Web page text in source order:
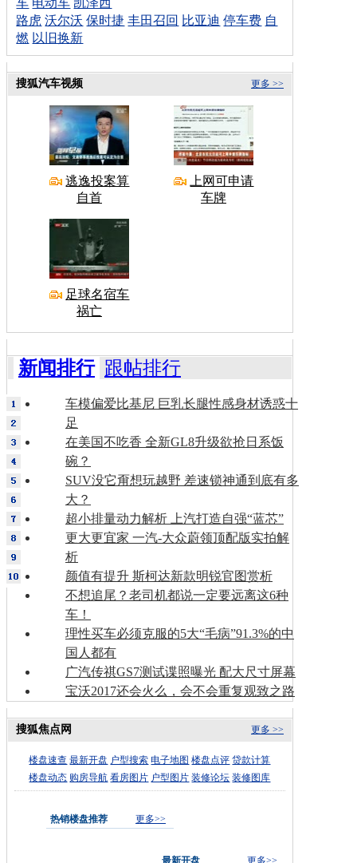
车 电动车 凯泽西
路虎 沃尔沃 保时捷 丰田召回 比亚迪 停车费 自
燃 以旧换新
更多 >>
搜狐汽车视频
逃逸投案算
自首
上网可申请
车牌
足球名宿车
祸亡
新闻排行 跟帖排行
车模偏爱比基尼 巨乳长腿性感身材诱惑十
足
在美国不吃香 全新GL8升级欲抢日系饭
碗？
SUV没它甭想玩越野 差速锁神通到底有多
大？
超小排量动力解析 上汽打造自强“蓝芯”
更大更宜家 一汽-大众蔚领顶配版实拍解
析
颜值有提升 斯柯达新款明锐官图赏析
不想追尾？老司机都说一定要远离这6种
车！
理性买车必须克服的5大“毛病”91.3%的中
国人都有
广汽传祺GS7测试谍照曝光 配大尺寸屏幕
宝沃2017还会火么，会不会重复观致之路
更多 >>
搜狐焦点网
楼盘速查 最新开盘 户型搜索 电子地图 楼盘点评 贷款计算
楼盘动态 购房导航 看房图片 户型图片 装修论坛 装修图库
热销楼盘推荐 更多>>
最新开盘 更多>>